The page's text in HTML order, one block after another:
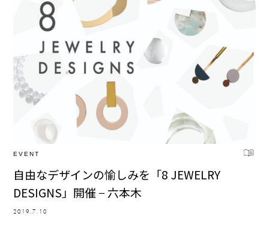
EVENT
自由なデザインの愉しみを「8 JEWELRY
DESIGNS」開催 − 六本木
2019.7.10